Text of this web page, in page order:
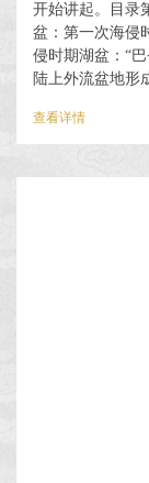
开始讲起。目录
盆：第一次海侵
侵时期湖盆：“
陆上外流盆地形
查看详情